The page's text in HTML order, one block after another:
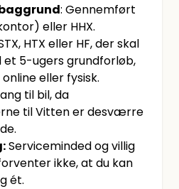
: Gennemført
eller HHX.
HTX eller HF, der skal
et 5-ugers grundforløb,
eller fysisk.
til bil, da
til Vitten er desværre
Serviceminded og villig
ikke, at du kan
ét.